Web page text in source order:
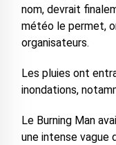
nom, devrait
météo le permet,
organisateurs.
Les pluies ont
inondations,
Le Burning Man
une intense vague